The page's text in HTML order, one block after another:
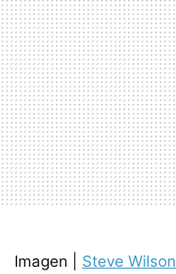
Imagen | Steve Wilson